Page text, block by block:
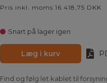
Pris inkl. moms 16.418,75 DKK
Snart på lager igen
Læg i kurv
Find og følg let kablet til